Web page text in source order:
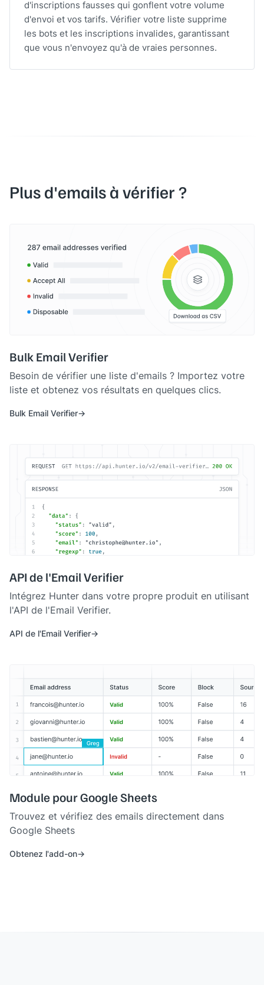
d'inscriptions fausses qui gonflent votre volume
d'envoi et vos tarifs. Vérifier votre liste supprime
les bots et les inscriptions invalides, garantissant
que vous n'envoyez qu'à de vraies personnes.
Plus d'emails à vérifier ?
Bulk Email Verifier
Besoin de vérifier une liste d'emails ? Importez votre
liste et obtenez vos résultats en quelques clics.
Bulk Email Verifier
API de l'Email Verifier
Intégrez Hunter dans votre propre produit en utilisant
l'API de l'Email Verifier.
API de l'Email Verifier
Module pour Google Sheets
Trouvez et vérifiez des emails directement dans
Google Sheets
Obtenez l'add-on